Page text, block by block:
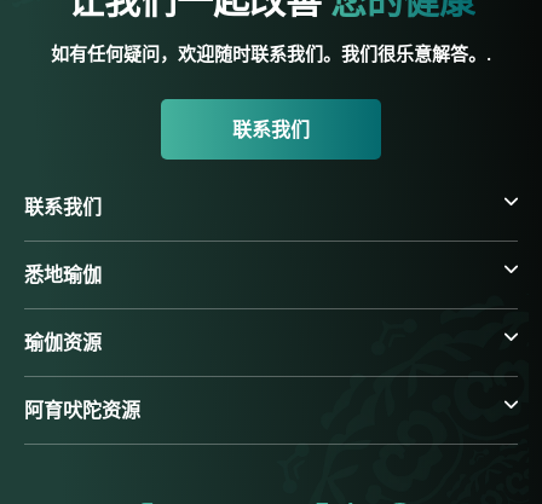
如有任何疑问，欢迎随时联系我们。我们很乐意解答。.
联系我们
联系我们
悉地瑜伽
瑜伽资源
阿育吠陀资源